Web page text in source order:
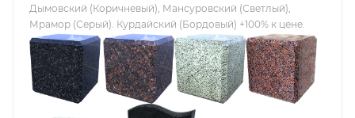
Дымовский (Коричневый), Мансуровский (Светлый),
Мрамор (Серый). Курдайский (Бордовый) +100% к цене.